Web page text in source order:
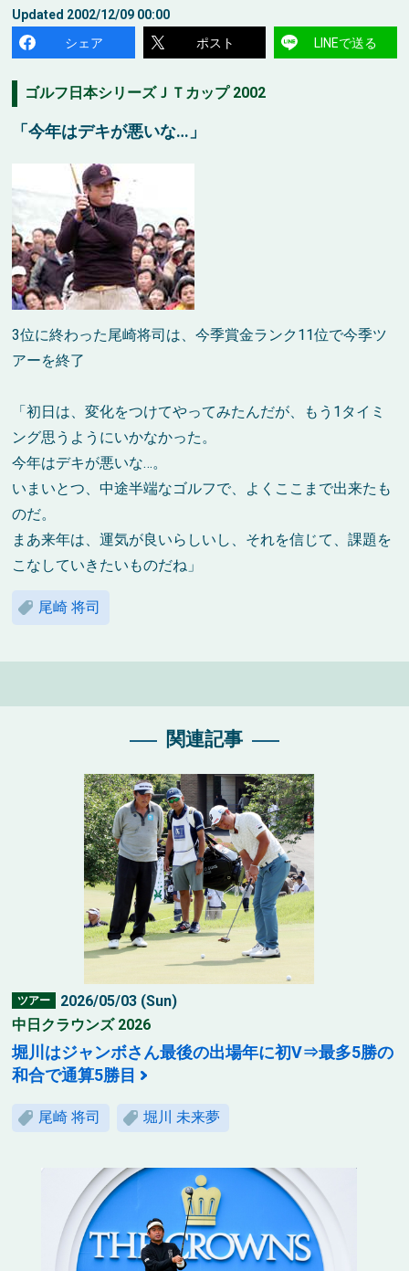
Updated 2002/12/09 00:00
シェア
ポスト LINEで送る
ゴルフ日本シリーズＪＴカップ 2002
「今年はデキが悪いな…」
3位に終わった尾崎将司は、今季賞金ランク11位で今季ツ
アーを終了
「初日は、変化をつけてやってみたんだが、もう1タイミ
ング思うようにいかなかった。
今年はデキが悪いな…。
いまいとつ、中途半端なゴルフで、よくここまで出来たも
のだ。
まあ来年は、運気が良いらしいし、それを信じて、課題を
こなしていきたいものだね」
尾崎 将司
関連記事
ツアー
2026/05/03 (Sun)
中日クラウンズ 2026
堀川はジャンボさん最後の出場年に初V⇒最多5勝の
和合で通算5勝目
尾崎 将司 堀川 未来夢